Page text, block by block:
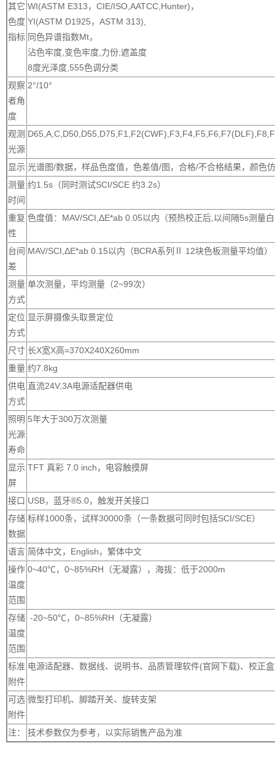
其它
色度
指标
WI(ASTM E313，CIE/ISO,AATCC,Hunter)，
YI(ASTM D1925，ASTM 313),
同色异谱指数Mt，
沾色牢度,变色牢度,力份,遮盖度
8度光泽度,555色调分类
观察
者角
度
2°/10°
观测
光源
显示 光谱图/数据，样品色度值，色差值/图，合格/不合格结果，颜色
测量
时间
约1.5s（同时测试SCI/SCE 约3.2s）
重复
性
色度值：MAV/SCI,ΔE*ab 0.05以内（预热校正后,以间隔5s测量
台间
差
MAV/SCI,ΔE*ab 0.15以内（BCRA系列Ⅱ 12块色板测量平均值）
测量
方式
单次测量，平均测量（2~99次）
定位
方式
显示屏摄像头取景定位
尺寸 长X宽X高=370X240X260mm
重量 约7.8kg
供电
方式
直流24V,3A电源适配器供电
照明
光源
寿命
5年大于300万次测量
显示
屏
TFT 真彩 7.0 inch，电容触摸屏
接口 USB，蓝牙®5.0，触发开关接口
存储
数据
标样1000条，试样30000条（一条数据可同时包括SCI/SCE）
语言 简体中文，English，繁体中文
操作
温度
范围
0~40℃，0~85%RH（无凝露），海拔：低于2000m
存储
温度
范围
-20~50℃，0~85%RH（无凝露）
标准
附件
电源适配器、数据线、说明书、品质管理软件(官网下载)、校正
可选
附件
微型打印机、脚踏开关、旋转支架
注： 技术参数仅为参考，以实际销售产品为准